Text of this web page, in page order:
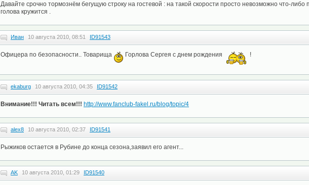
Давайте срочно тормознём бегущую строку на гостевой : на такой скорости просто невозможно что-либо
голова кружится .
Иван 10 августа 2010, 08:51 ID91543
Офицера по безопасности.. Товарища Горлова Сергея с днем рождения !
ekaburg 10 августа 2010, 04:35 ID91542
Внимание!!! Читать всем!!! http://www.fanclub-fakel.ru/blog/topic/4
alex8 10 августа 2010, 02:37 ID91541
Рыжиков остается в Рубине до конца сезона,заявил его агент...
AK 10 августа 2010, 01:29 ID91540